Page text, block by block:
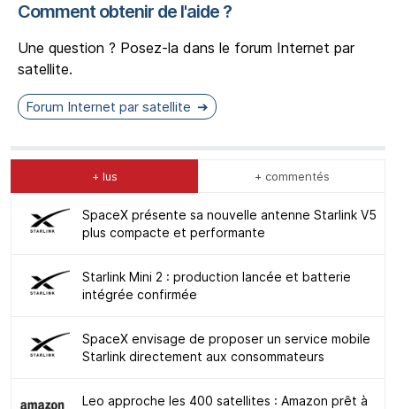
Comment obtenir de l'aide ?
Une question ? Posez-la dans le forum Internet par
satellite.
Forum Internet par satellite
+ lus + commentés
SpaceX présente sa nouvelle antenne Starlink V5
plus compacte et performante
Starlink Mini 2 : production lancée et batterie
intégrée confirmée
SpaceX envisage de proposer un service mobile
Starlink directement aux consommateurs
Leo approche les 400 satellites : Amazon prêt à